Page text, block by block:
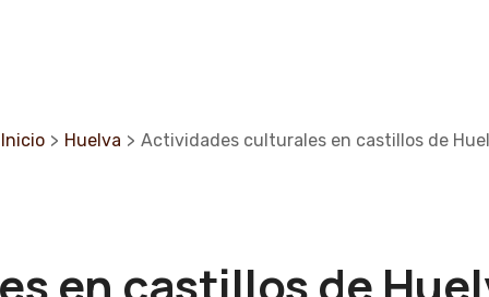
> Huelva > Actividades culturales en castillos de